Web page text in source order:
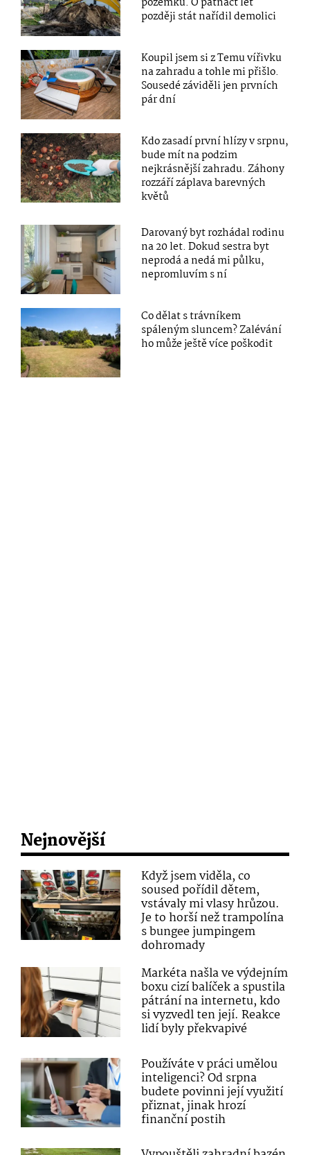
později stát nařídil demolici
Koupil jsem si z Temu vířivku
na zahradu a tohle mi přišlo.
Sousedé záviděli jen prvních
pár dní
Kdo zasadí první hlízy v srpnu,
bude mít na podzim
nejkrásnější zahradu. Záhony
rozzáří záplava barevných
květů
Darovaný byt rozhádal rodinu
na 20 let. Dokud sestra byt
neprodá a nedá mi půlku,
nepromluvím s ní
Co dělat s trávníkem
spáleným sluncem? Zalévání
ho může ještě více poškodit
Nejnovější
Když jsem viděla, co
soused pořídil dětem,
vstávaly mi vlasy hrůzou.
Je to horší než trampolína
s bungee jumpingem
dohromady
Markéta našla ve výdejním
boxu cizí balíček a spustila
pátrání na internetu, kdo
si vyzvedl ten její. Reakce
lidí byly překvapivé
Používáte v práci umělou
inteligenci? Od srpna
budete povinni její využití
přiznat, jinak hrozí
finanční postih